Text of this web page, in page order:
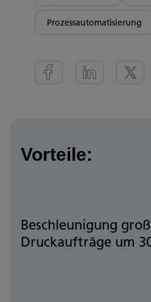
Prozessautomatisierung
Vorteile:
Beschleunigung
Druckaufträge um